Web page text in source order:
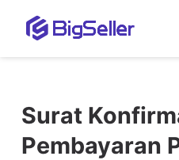
Surat
Pembayaran